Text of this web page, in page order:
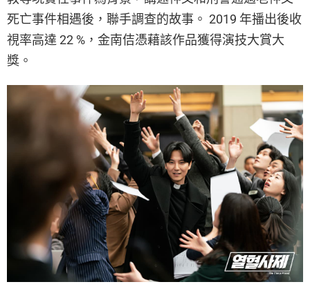
死亡事件相遇後，聯手調查的故事。 2019 年播出後收
視率高達 22 %，金南佶憑藉該作品獲得演技大賞大
獎。